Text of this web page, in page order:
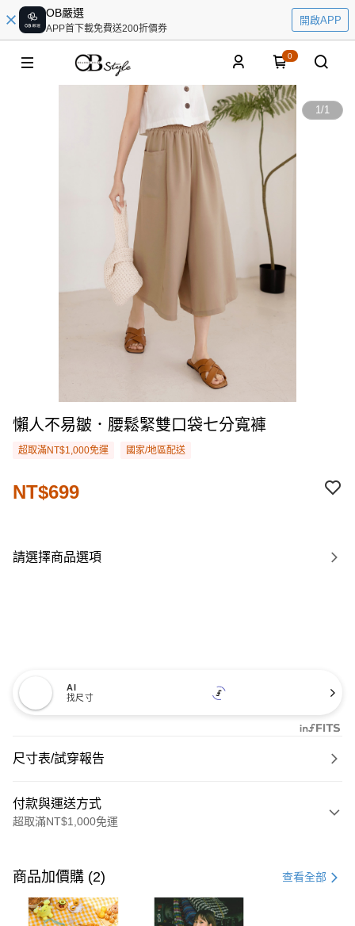
OB嚴選
APP首下載免費送200折價券
開啟APP
0
1/1
懶人不易皺．腰鬆緊雙口袋七分寬褲
超取滿NT$1,000免運 國家/地區配送
NT$699
請選擇商品選項
AI
找尺寸
尺寸表/試穿報告
付款與運送方式
超取滿NT$1,000免運
信用卡一次付款
購物金
商品加價購 (2) 查看全部